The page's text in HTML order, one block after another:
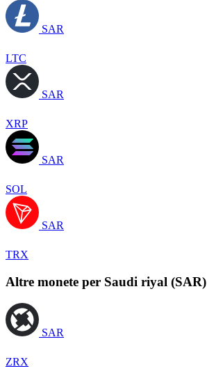
SAR
LTC
SAR
XRP
SAR
SOL
SAR
TRX
Altre monete per Saudi riyal (SAR)
SAR
ZRX